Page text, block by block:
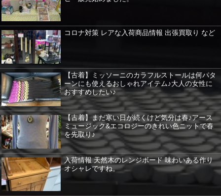
コロナ対策 レアな入荷商品情報 出張買取り など
【古着】ミッソーニのカラフルストールは何パタ
ーンにも使えるおしゃれアイテム♪大人の女性に
おすすめしたい♪
【古着】まだ寒い日が続くけど気分は春♪アース
ミュージック&エコロジーのきれい色ニットで春
を先取り♪
入荷情報 天然木のレンジボード 味わいある作り
オシャレですね。